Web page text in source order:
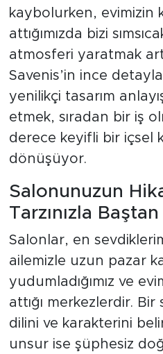
kaybolurken, evimizin
attığımızda bizi
atmosferi yaratmak
Savenis’in ince
yenilikçi tasarım
etmek, sıradan bir iş
derece keyifli bir içsel
dönüşüyor.
Salonunuzun
Tarzınızla Baştan
Salonlar, en
ailemizle uzun pazar
yudumladığımız ve
attığı merkezlerdir.
dilini ve karakterini
unsur ise şüphesiz